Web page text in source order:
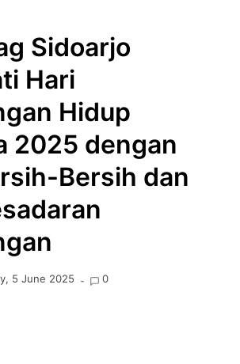
Sidoarjo
Hari
Hidup
2025 dengan
Bersih dan
5 June 2025 0